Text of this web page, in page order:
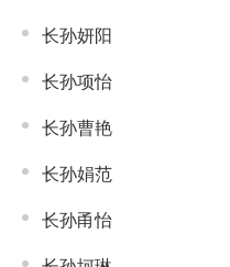
长孙妍阳
长孙项怡
长孙曹艳
长孙娟范
长孙甬怡